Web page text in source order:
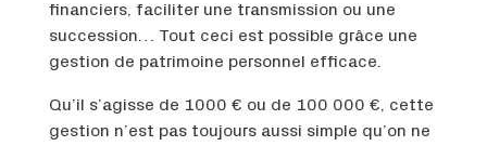
financiers, faciliter une transmission ou une
succession… Tout ceci est possible grâce une
gestion de patrimoine personnel efficace.
Qu’il s’agisse de 1000 € ou de 100 000 €, cette
gestion n’est pas toujours aussi simple qu’on ne